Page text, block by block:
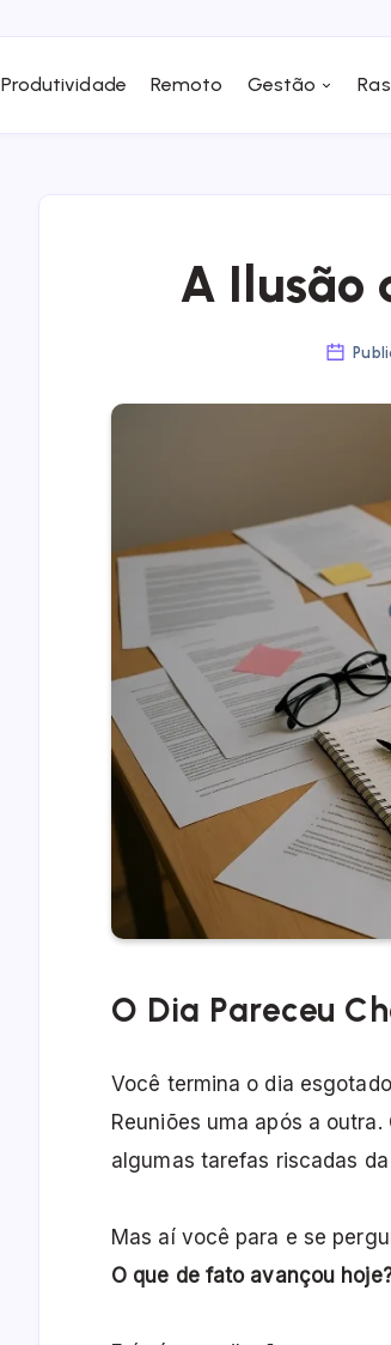
Produtividade Remoto Gestão
A Ilusão
O Dia Pareceu
Você termina o dia
Reuniões uma após a
algumas tarefas riscadas
Mas aí você para e se
O que de fato avançou